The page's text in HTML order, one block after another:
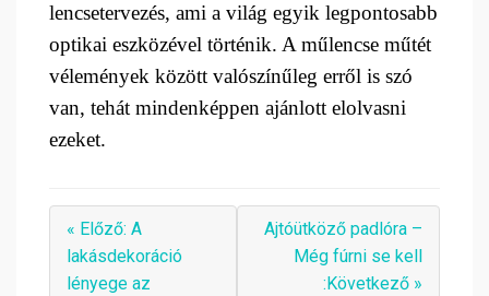
lencsetervezés, ami a világ egyik legpontosabb
optikai eszközével történik. A műlencse műtét
vélemények között valószínűleg erről is szó
van, tehát mindenképpen ajánlott elolvasni
ezeket.
« Előző: A
lakásdekoráció
lényege az
Ajtóütköző padlóra –
Még fúrni se kell
:Következő »